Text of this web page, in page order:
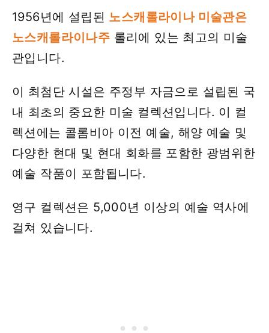
1956년에 설립된 노스캐롤라이나 미술관은
노스캐롤라이나주 롤리에 있는 최고의 미술
관입니다.
이 최첨단 시설은 주정부 자금으로 설립된 국
내 최초의 중요한 미술 컬렉션입니다. 이 컬
렉션에는 콜롬비아 이전 예술, 해양 예술 및
다양한 현대 및 현대 회화를 포함한 광범위한
예술 작품이 포함됩니다.
영구 컬렉션은 5,000년 이상의 예술 역사에
걸쳐 있습니다.